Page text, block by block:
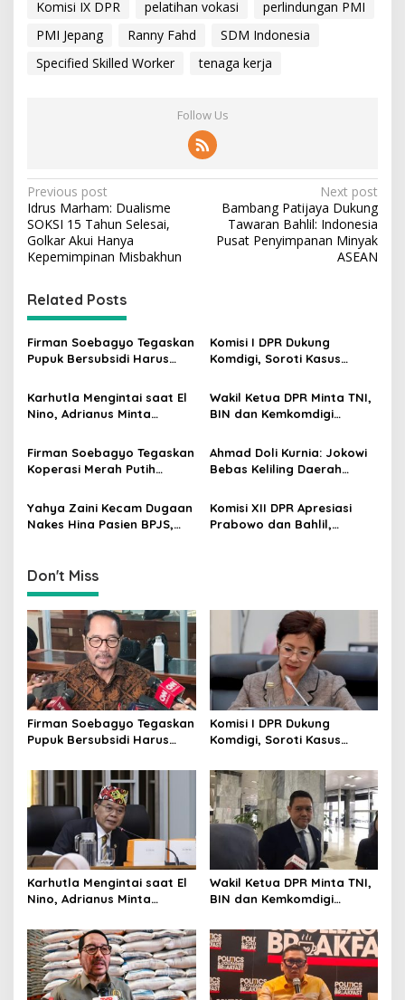
Komisi IX DPR pelatihan vokasi
perlindungan PMI
PMI Jepang
Ranny Fahd
SDM Indonesia
Specified Skilled Worker
tenaga kerja
Follow Us
P
o
s
t
n
a
v
i
g
a
t
i
o
n
Previous post
Idrus Marham: Dualisme
SOKSI 15 Tahun Selesai,
Golkar Akui Hanya
Kepemimpinan Misbakhun
Next post
Bambang Patijaya Dukung
Tawaran Bahlil: Indonesia
Pusat Penyimpanan Minyak
ASEAN
Related Posts
Firman Soebagyo Tegaskan
Pupuk Bersubsidi Harus
Wajib Sesuai RDKK
Komisi I DPR Dukung
Komdigi, Soroti Kasus
GIIAS Tanpa Izin
Karhutla Mengintai saat El
Nino, Adrianus Minta
Bergerak Lebih Serius
Wakil Ketua DPR Minta TNI,
BIN dan Kemkomdigi
Tangkal Disinformasi
Firman Soebagyo Tegaskan
Koperasi Merah Putih
Distributor Pupuk
Bersubsidi
Ahmad Doli Kurnia: Jokowi
Bebas Keliling Daerah
Berjalan Sepanjang Waktu
Yahya Zaini Kecam Dugaan
Nakes Hina Pasien BPJS,
Komisi XII DPR Apresiasi
Prabowo dan Bahlil,
Don't Miss
Firman Soebagyo Tegaskan
Pupuk Bersubsidi Harus
Wajib Sesuai RDKK
Komisi I DPR Dukung
Komdigi, Soroti Kasus
GIIAS Tanpa Izin
Karhutla Mengintai saat El
Nino, Adrianus Minta
Bergerak Lebih Serius
Wakil Ketua DPR Minta TNI,
BIN dan Kemkomdigi
Tangkal Disinformasi